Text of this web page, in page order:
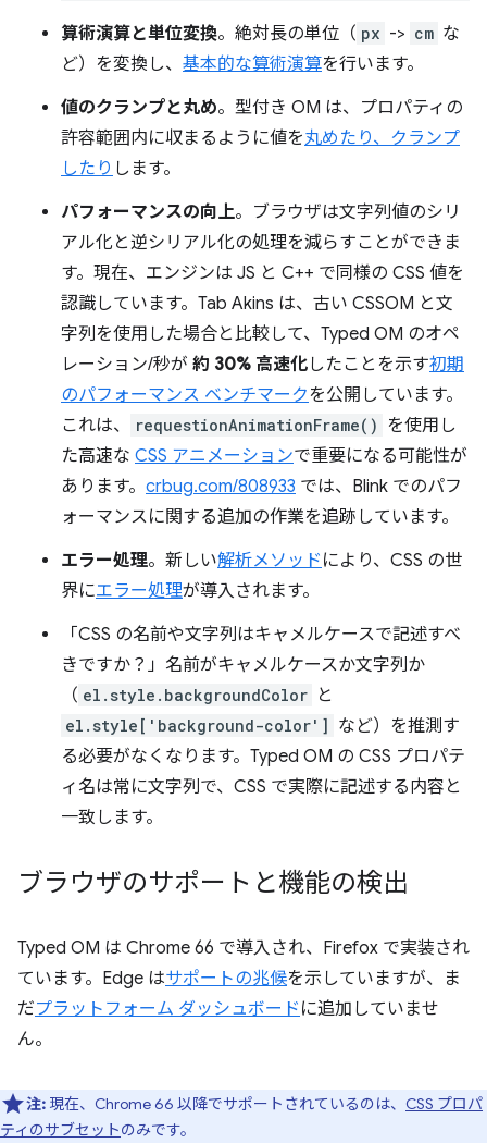
算術演算と単位変換。絶対長の単位（ px -> cm な
ど）を変換し、 基本的な算術演算を行います。
値のクランプと丸め。型付き OM は、プロパティの
許容範囲内に収まるように値を丸めたり、クランプ
したり します。
パフォーマンスの向上。ブラウザは文字列値のシリ
アル化と逆シリアル化の処理を減らすことができま
す。現在、エンジンは JS と C++ で同様の CSS 値を
認識しています。Tab Akins は、古い CSSOM と文
字列を使用した場合と比較して、Typed OM のオペ
レーション/秒が 約 30% 高速化したことを示す初期
のパフォーマンス ベンチマークを公開しています。
これは、
requestionAnimationFrame() を使用し
た高速な CSS アニメーションで重要になる可能性が
あります。 crbug.com/808933 では、Blink でのパフ
ォーマンスに関する追加の作業を追跡しています。
エラー処理。新しい解析メソッド により、CSS の世
界にエラー処理が導入されます。
「CSS の名前や文字列はキャメルケースで記述すべ
きですか？」名前がキャメルケースか文字列か
（ el.style.backgroundColor と
el.style['background-color'] など）を推測す
る必要がなくなります。Typed OM の CSS プロパテ
ィ名は常に文字列で、CSS で実際に記述する内容と
一致します。
ブラウザのサポートと機能の検出
Typed OM は Chrome 66 で導入され、Firefox で実装され
ています。Edge はサポートの兆候を示していますが、ま
だプラットフォーム ダッシュボード に追加していませ
ん。
注: 現在、Chrome 66 以降でサポートされているのは、 CSS プロパ
ティのサブセットのみです。